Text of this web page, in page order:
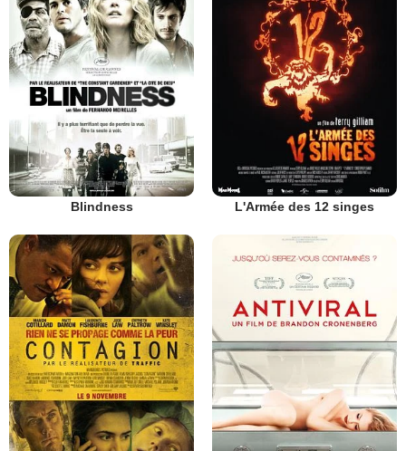
Blindness L'Armée des 12 singes